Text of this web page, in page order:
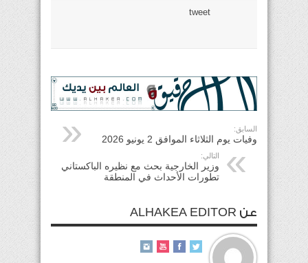
tweet
السابق:
وفيات يوم الثلاثاء الموافق 2 يونيو 2026
التالي:
وزير الخارجية بحث مع نظيره الباكستاني
تطورات الأحداث في المنطقة
عن ALHAKEA EDITOR